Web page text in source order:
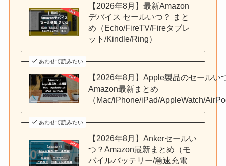
【2026年8月】最新Amazon
デバイス セールいつ？ まと
め（Echo/FireTV/Fireタブレ
ット/Kindle/Ring）
あわせて読みたい
【2026年8月】Apple製品のセールい
Amazon最新まとめ
（Mac/iPhone/iPad/AppleWatch/
あわせて読みたい
【2026年8月】Ankerセールい
つ？Amazon最新まとめ（モ
バイルバッテリー/急速充電